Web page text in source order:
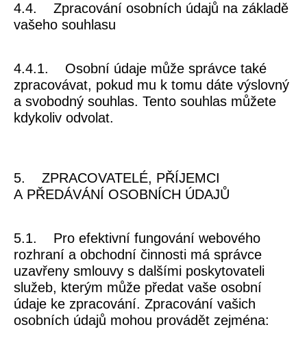
4.4. Zpracování osobních údajů na základě
vašeho souhlasu
4.4.1. Osobní údaje může správce také
zpracovávat, pokud mu k tomu dáte výslovný
a svobodný souhlas. Tento souhlas můžete
kdykoliv odvolat.
5. ZPRACOVATELÉ, PŘÍJEMCI
A PŘEDÁVÁNÍ OSOBNÍCH ÚDAJŮ
5.1. Pro efektivní fungování webového
rozhraní a obchodní činnosti má správce
uzavřeny smlouvy s dalšími poskytovateli
služeb, kterým může předat vaše osobní
údaje ke zpracování. Zpracování vašich
osobních údajů mohou provádět zejména: